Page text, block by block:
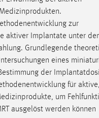
Grundlegende
eines
der Implantatdosis
für aktive,
um
ausgelöst werden können
Forschungsprojekt -
(BayVFP)“,